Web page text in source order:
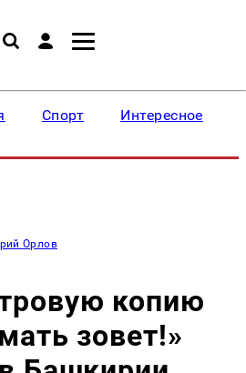
Спорт Интересное
Орлов
копию
зовет!»